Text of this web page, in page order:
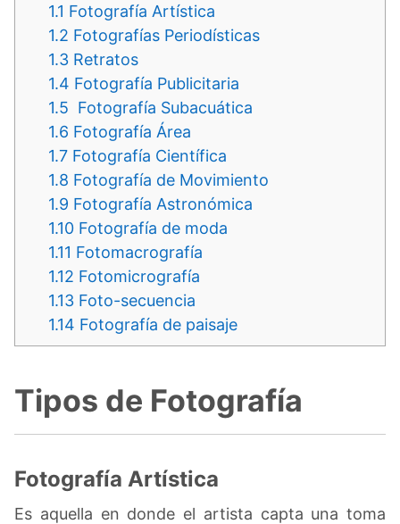
1.1 Fotografía Artística
1.2 Fotografías Periodísticas
1.3 Retratos
1.4 Fotografía Publicitaria
1.5 Fotografía Subacuática
1.6 Fotografía Área
1.7 Fotografía Científica
1.8 Fotografía de Movimiento
1.9 Fotografía Astronómica
1.10 Fotografía de moda
1.11 Fotomacrografía
1.12 Fotomicrografía
1.13 Foto-secuencia
1.14 Fotografía de paisaje
Tipos de Fotografía
Fotografía Artística
Es aquella en donde el artista capta una toma